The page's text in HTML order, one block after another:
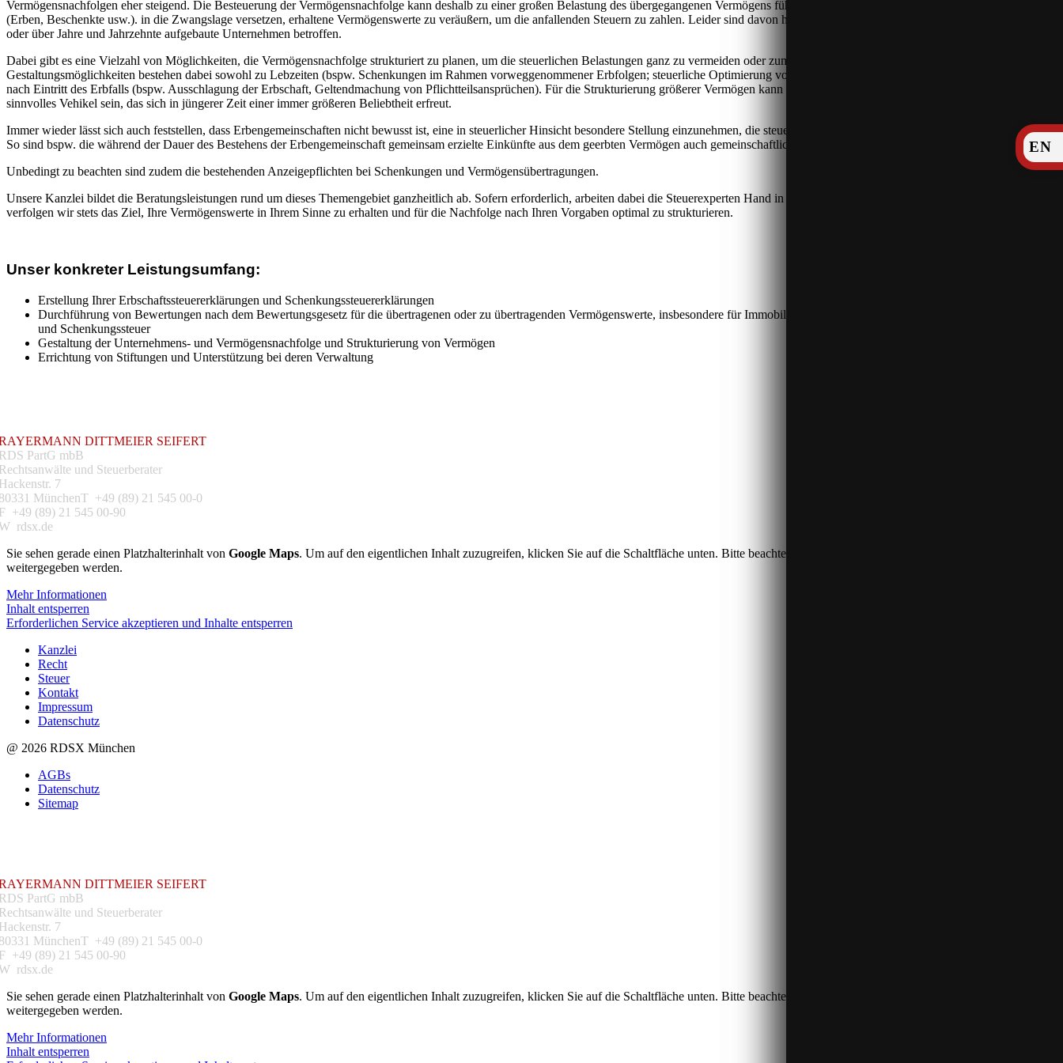
Vermögensnachfolgen eher steigend. Die Besteuerung der Vermögensnachfolge kann deshalb zu einer großen Belastung des übergegangenen Vermögens führen und nicht zuletzt den/die Vermögensnachfolger
(Erben, Beschenkte usw.). in die Zwangslage versetzen, erhaltene Vermögenswerte zu veräußern, um die anfallenden Steuern zu zahlen. Leider sind davon häufig lange im Familienbesitz gehaltene Immobilien
oder über Jahre und Jahrzehnte aufgebaute Unternehmen betroffen.
Dabei gibt es eine Vielzahl von Möglichkeiten, die Vermögensnachfolge strukturiert zu planen, um die steuerlichen Belastungen ganz zu vermeiden oder zumindest erheblich zu verringern.
Gestaltungsmöglichkeiten bestehen dabei sowohl zu Lebzeiten (bspw. Schenkungen im Rahmen vorweggenommener Erbfolgen; steuerliche Optimierung von Testamenten und Erbverträgen), aber auch noch
nach Eintritt des Erbfalls (bspw. Ausschlagung der Erbschaft, Geltendmachung von Pflichtteilsansprüchen). Für die Strukturierung größerer Vermögen kann die Errichtung einer sog. Familienstiftung ein
sinnvolles Vehikel sein, das sich in jüngerer Zeit einer immer größeren Beliebtheit erfreut.
Immer wieder lässt sich auch feststellen, dass Erbengemeinschaften nicht bewusst ist, eine in steuerlicher Hinsicht besondere Stellung einzunehmen, die steuerliche Folgen bis zur Erbauseinandersetzung auslöst.
So sind bspw. die während der Dauer des Bestehens der Erbengemeinschaft gemeinsam erzielte Einkünfte aus dem geerbten Vermögen auch gemeinschaftlich zu deklarieren.
Unbedingt zu beachten sind zudem die bestehenden Anzeigepflichten bei Schenkungen und Vermögensübertragungen.
Unsere Kanzlei bildet die Beratungsleistungen rund um dieses Themengebiet ganzheitlich ab. Sofern erforderlich, arbeiten dabei die Steuerexperten Hand in Hand mit unseren Rechtsanwälten zusammen. Dabei
verfolgen wir stets das Ziel, Ihre Vermögenswerte in Ihrem Sinne zu erhalten und für die Nachfolge nach Ihren Vorgaben optimal zu strukturieren.
Unser konkreter Leistungsumfang:
Erstellung Ihrer Erbschaftssteuererklärungen und Schenkungssteuererklärungen
Durchführung von Bewertungen nach dem Bewertungsgesetz für die übertragenen oder zu übertragenden Vermögenswerte, insbesondere für Immobilien und Unternehmen, für Zwecke der Erbschafts-
und Schenkungssteuer
Gestaltung der Unternehmens- und Vermögensnachfolge und Strukturierung von Vermögen
Errichtung von Stiftungen und Unterstützung bei deren Verwaltung
EN
DITTMEIER SEIFERT
PartG mbB
und Steuerberater
7
MünchenT +49 (89) 21 545 00-0
+49 (89) 21 545 00-90
rdsx.de
Sie sehen gerade einen Platzhalterinhalt von Google Maps. Um auf den eigentlichen Inhalt zuzugreifen, klicken Sie auf die Schaltfläche unten. Bitte beachten Sie, dass dabei Daten an Drittanbieter
weitergegeben werden.
Mehr Informationen
Inhalt entsperren
Erforderlichen Service akzeptieren und Inhalte entsperren
Kanzlei
Recht
Steuer
Kontakt
Impressum
Datenschutz
@ 2026 RDSX München
AGBs
Datenschutz
Sitemap
DITTMEIER SEIFERT
PartG mbB
und Steuerberater
7
MünchenT +49 (89) 21 545 00-0
+49 (89) 21 545 00-90
rdsx.de
Sie sehen gerade einen Platzhalterinhalt von Google Maps. Um auf den eigentlichen Inhalt zuzugreifen, klicken Sie auf die Schaltfläche unten. Bitte beachten Sie, dass dabei Daten an Drittanbieter
weitergegeben werden.
Mehr Informationen
Inhalt entsperren